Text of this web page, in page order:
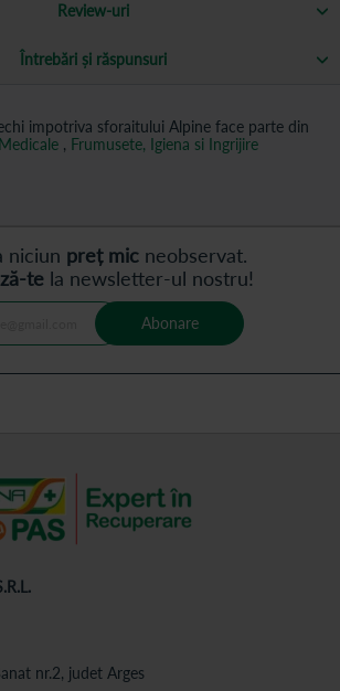
Review-uri
Întrebări și răspunsuri
impotriva sforaitului Alpine face parte din
, Frumusete, Igiena si Ingrijire
niciun preț mic neobservat.
tela newsletter-ul nostru!
Abonare
nr.2, judet Arges